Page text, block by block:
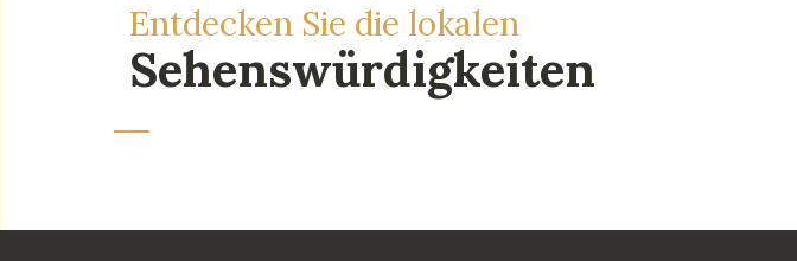
Entdecken Sie die lokalen
Sehenswürdigkeiten